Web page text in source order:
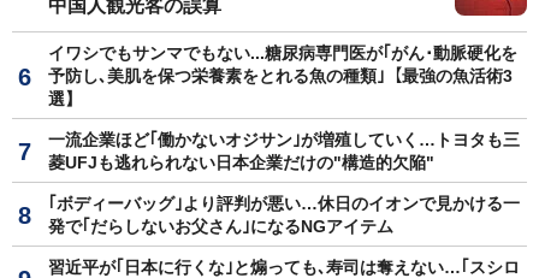
中国人観光客の誤算
イワシでもサンマでもない...糖尿病専門医が｢がん･動脈硬化を
予防し､美肌を保つ栄養素をとれる魚の種類｣【最強の魚活術3
選】
一流企業ほど｢働かないオジサン｣が増殖していく…トヨタも三
菱UFJも逃れられない日本企業だけの"構造的欠陥"
｢ボディーバッグ｣より評判が悪い…休日のイオンで見かける一
発で｢だらしないお父さん｣になるNGアイテム
習近平が｢日本に行くな｣と煽っても､寿司は奪えない…｢スシロ